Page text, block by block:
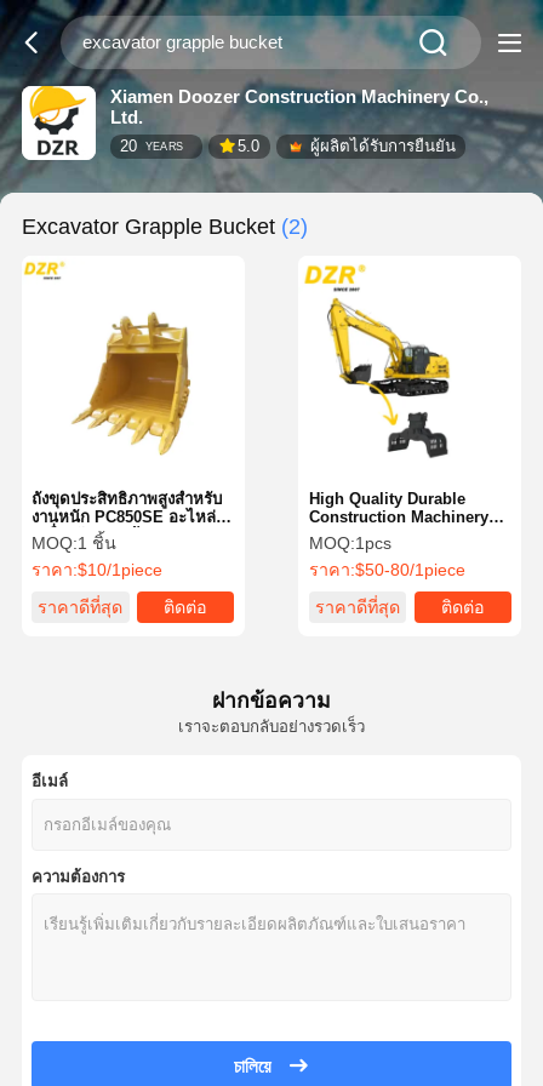
Xiamen Doozer Construction Machinery Co.,
Ltd.
20 YEARS 5.0 ผู้ผลิตได้รับการยืนยัน
Excavator Grapple Bucket (2)
ถังขุดประสิทธิภาพสูงสำหรับ
งานหนัก PC850SE อะไหล่
เครื่องจักรก่อสร้างความ
แม่นยำสูง
MOQ:1 ชิ้น
ราคา:$10/1piece
ราคาดีที่สุด
ติดต่อ
High Quality Durable
Construction Machinery
Parts Excavator
Demolition Sorting
Grapple For 4-28ton
MOQ:1pcs
ราคา:$50-80/1piece
ราคาดีที่สุด
ติดต่อ
ฝากข้อความ
เราจะตอบกลับอย่างรวดเร็ว
อีเมล์
ความต้องการ
চালিয়ে